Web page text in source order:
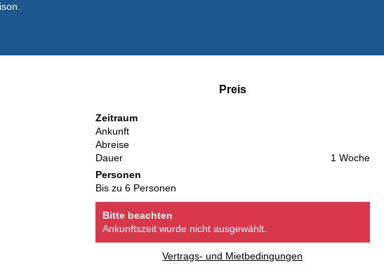
Preis
Zeitraum
Ankunft
Abreise
Dauer
1 Woche
Personen
Bis zu 6 Personen
Bitte beachten
Ankunftszeit wurde nicht ausgewählt.
Vertrags- und Mietbedingungen